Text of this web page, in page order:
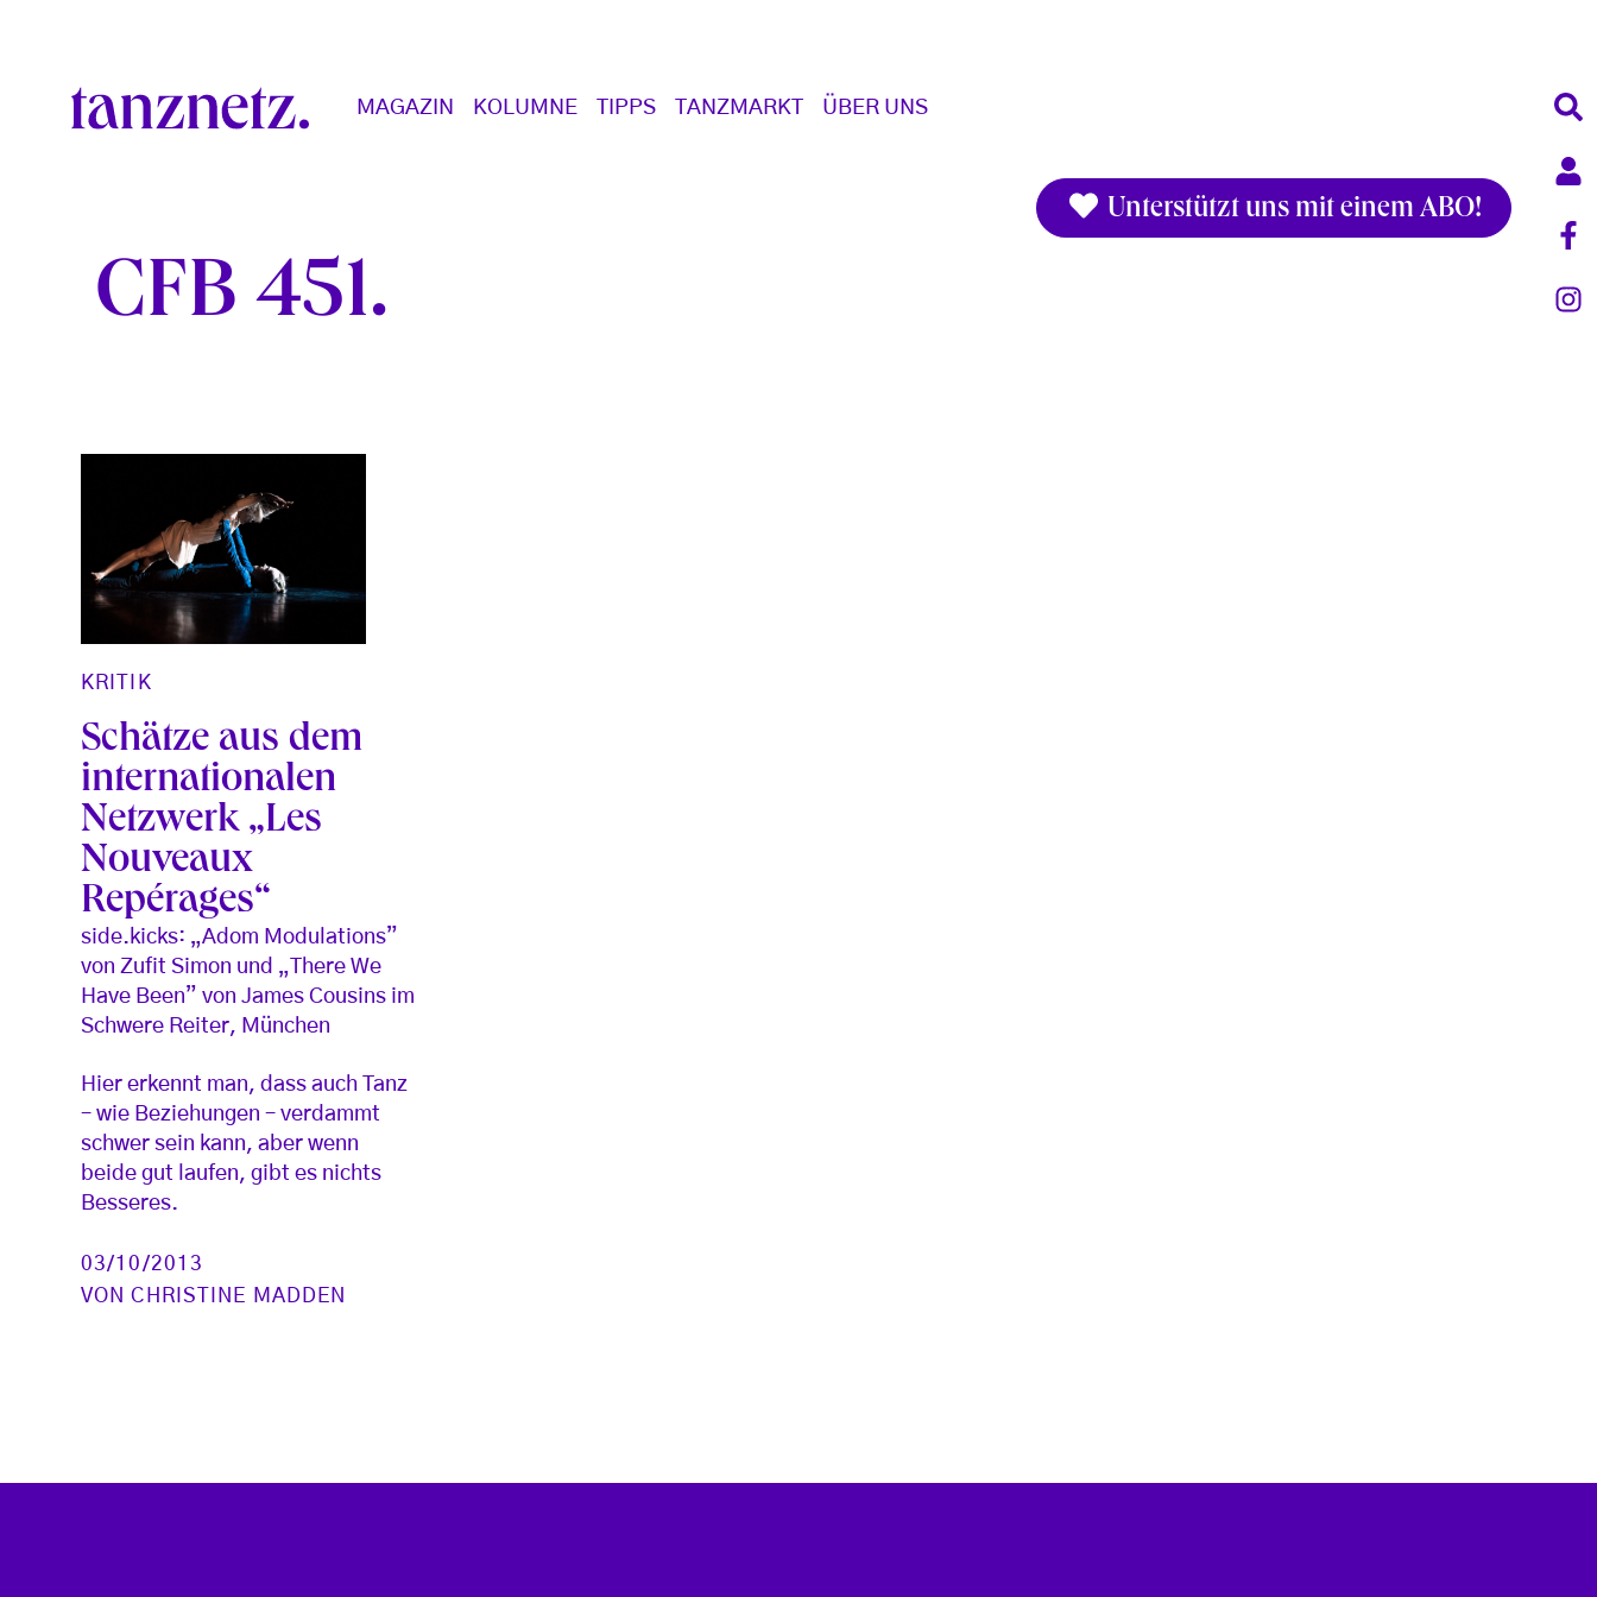
Main navigation
MAGAZIN KOLUMNE TIPPS TANZMARKT ÜBER UNS
Unterstützt uns mit einem ABO!
CFB 451
KRITIK
Schätze aus dem
internationalen
Netzwerk „Les
Nouveaux
Repérages“
side.kicks: „Adom Modulations”
von Zufit Simon und „There We
Have Been” von James Cousins im
Schwere Reiter, München
Hier erkennt man, dass auch Tanz
– wie Beziehungen – verdammt
schwer sein kann, aber wenn
beide gut laufen, gibt es nichts
Besseres.
03/10/2013
VONCHRISTINE MADDEN